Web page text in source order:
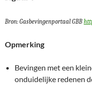
Bron: Gasbevingenportaal GBB
Opmerking
Bevingen met een
onduidelijke redenen